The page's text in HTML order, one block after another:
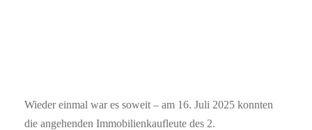
Wieder einmal war es soweit – am 16. Juli 2025 konnten
die angehenden Immobilienkaufleute des 2.